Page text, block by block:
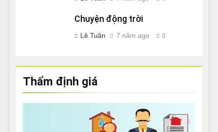
Chuyện động trời
Lê Tuân 7 năm ago 0
Thẩm định giá